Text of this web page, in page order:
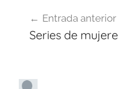
de
Entrada anterior
Series de